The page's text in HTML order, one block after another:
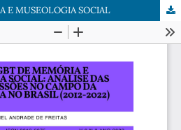
E MUSEOLOGIA SOCIAL